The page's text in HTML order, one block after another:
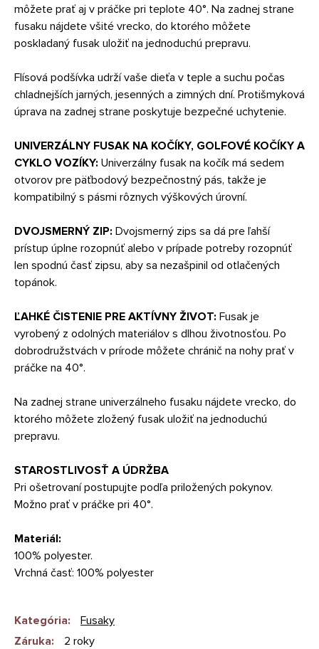
môžete prať aj v práčke pri teplote 40°. Na zadnej strane
fusaku nájdete všité vrecko, do ktorého môžete
poskladaný fusak uložiť na jednoduchú prepravu.
Flísová podšívka udrží vaše dieťa v teple a suchu počas
chladnejších jarných, jesenných a zimných dní. Protišmyková
úprava na zadnej strane poskytuje bezpečné uchytenie.
UNIVERZÁLNY FUSAK NA KOČÍKY, GOLFOVÉ KOČÍKY A
CYKLO VOZÍKY: Univerzálny fusak na kočík má sedem
otvorov pre päťbodový bezpečnostný pás, takže je
kompatibilný s pásmi rôznych výškových úrovní.
DVOJSMERNÝ ZIP: Dvojsmerný zips sa dá pre ľahší
prístup úplne rozopnúť alebo v prípade potreby rozopnúť
len spodnú časť zipsu, aby sa nezašpinil od otlačených
topánok.
ĽAHKÉ ČISTENIE PRE AKTÍVNY ŽIVOT: Fusak je
vyrobený z odolných materiálov s dlhou životnosťou. Po
dobrodružstvách v prírode môžete chránič na nohy prať v
práčke na 40°.
Na zadnej strane univerzálneho fusaku nájdete vrecko, do
ktorého môžete zložený fusak uložiť na jednoduchú
prepravu.
STAROSTLIVOSŤ A ÚDRŽBA
Pri ošetrovaní postupujte podľa priložených pokynov.
Možno prať v práčke pri 40°.
Materiál:
100% polyester.
Vrchná časť: 100% polyester
Kategória:
Fusaky
Záruka:
2 roky